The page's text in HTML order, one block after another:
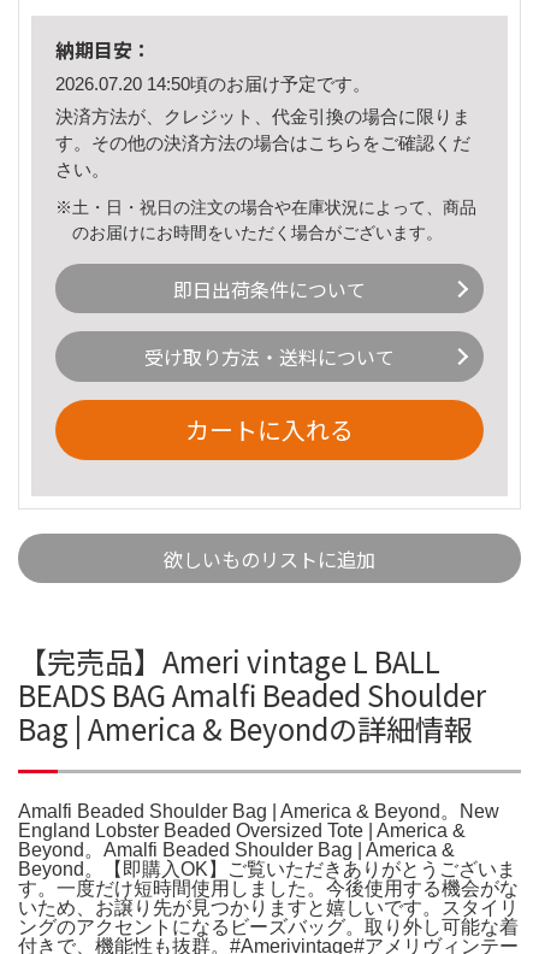
納期目安：
2026.07.20 14:50頃のお届け予定です。
決済方法が、クレジット、代金引換の場合に限りま
す。その他の決済方法の場合はこちら をご確認くだ
さい。
※土・日・祝日の注文の場合や在庫状況によって、商品
のお届けにお時間をいただく場合がございます。
即日出荷条件について
受け取り方法・送料について
カートに入れる
欲しいものリストに追加
【完売品】Ameri vintage L BALL
BEADS BAG Amalfi Beaded Shoulder
Bag | America & Beyondの詳細情報
Amalfi Beaded Shoulder Bag | America & Beyond。New
England Lobster Beaded Oversized Tote | America &
Beyond。Amalfi Beaded Shoulder Bag | America &
Beyond。【即購入OK】ご覧いただきありがとうございま
す。一度だけ短時間使用しました。今後使用する機会がな
いため、お譲り先が見つかりますと嬉しいです。スタイリ
ングのアクセントになるビーズバッグ。取り外し可能な着
付きで、機能性も抜群。#Amerivintage#アメリヴィンテー